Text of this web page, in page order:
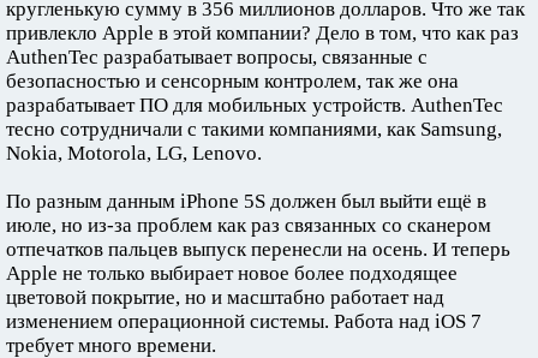
кругленькую сумму в 356 миллионов долларов. Что же так
привлекло Apple в этой компании? Дело в том, что как раз
AuthenTec разрабатывает вопросы, связанные с
безопасностью и сенсорным контролем, так же она
разрабатывает ПО для мобильных устройств. AuthenTec
тесно сотрудничали с такими компаниями, как Samsung,
Nokia, Motorola, LG, Lenovo.
По разным данным iPhone 5S должен был выйти ещё в
июле, но из-за проблем как раз связанных со сканером
отпечатков пальцев выпуск перенесли на осень. И теперь
Apple не только выбирает новое более подходящее
цветовой покрытие, но и масштабно работает над
изменением операционной системы. Работа над iOS 7
требует много времени.